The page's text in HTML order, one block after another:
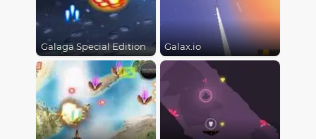
Galaga Special Edition Galax.io